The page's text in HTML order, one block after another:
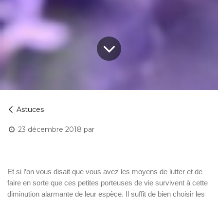
Astuces
23 décembre 2018 par
Et si l’on vous disait que vous avez les moyens de lutter et de
faire en sorte que ces petites porteuses de vie survivent à cette
diminution alarmante de leur espèce. Il suffit de bien choisir les